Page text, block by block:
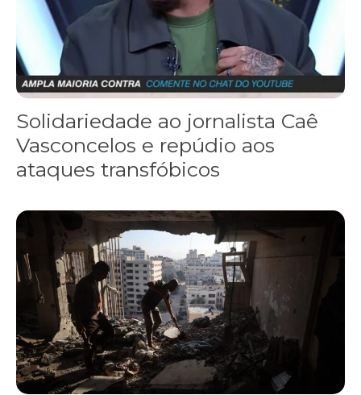
Solidariedade ao jornalista Caê
Vasconcelos e repúdio aos
ataques transfóbicos
“Funeral para toda Gaza” — enquanto o Conselho da Paz